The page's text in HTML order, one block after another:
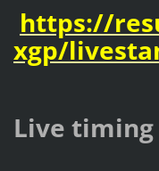
https://
xgp/
Live timing